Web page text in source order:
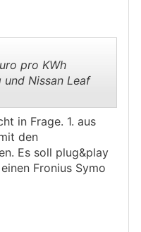
pro KWh
und Nissan Leaf
in Frage. 1. aus
den
Es soll plug&play
Fronius Symo